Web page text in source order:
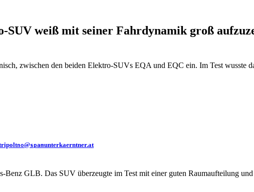
SUV weiß mit seiner Fahrdynamik groß
zwischen den beiden Elektro-SUVs EQA und EQC ein. Im Test wusste
no@spamunterkaerntner.at
GLB. Das SUV überzeugte im Test mit einer guten Raumaufteilung